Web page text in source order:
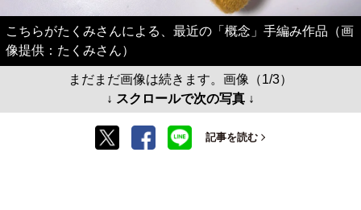
こちらがたくみさんによる、最近の「概念」手編み作品（画
像提供：たくみさん）
まだまだ画像は続きます。画像（1/3）
↓ スクロールで次の写真 ↓
記事を読む